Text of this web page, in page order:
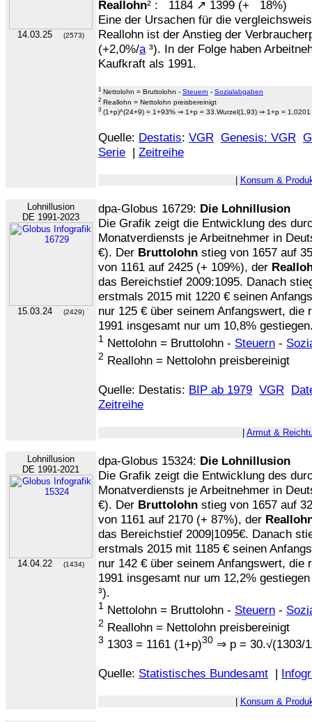
14.03.25 (2573)
Reallohn² : 1184 ↗ 1399 (+ 18%)
Eine der Ursachen für die
Reallohn ist der Anstieg der
(+2,0%/a³). In der Folge haben
Kaufkraft als 1991.
1 Nettolohn = Bruttolohn - Steuern - Sozialabgaben
2 Reallohn = Nettolohn preisbereinigt
3 (1+p)^(24+9) = 1+93% ⇒ 1+p = 33.Wurzel(1,93) ⇒ 1+p =
Quelle: Destatis: VGR Genesis: VGR
Serie | Zeitreihe
Konsum &
Lohnillusion
DE 1991-2023
15.03.24 (2429)
dpa-Globus 16729: Die Lohnillusion
Die Grafik zeigt die Entwicklung des
Monatverdiensts je Arbeitnehmer in
€). Der Bruttolohn stieg von 1657 auf
von 1161 auf 2425 (+ 109%), der
das Bereichstief 2009:1095. Danach
erstmals 2015 mit 1220 € seinen
nur 125 € über seinem Anfangswert,
1991 insgesamt nur um 10,8%
1 Nettolohn = Bruttolohn - Steuern -
2 Reallohn = Nettolohn preisbereinigt
Quelle: Destatis: BIP ab 1979 VGR
Zeitreihe
| Armut &
Lohnillusion
DE 1991-2021
14.04.22 (1434)
dpa-Globus 15324: Die Lohnillusion
Die Grafik zeigt die Entwicklung des
Monatverdiensts je Arbeitnehmer in
€). Der Bruttolohn stieg von 1657 auf
von 1161 auf 2170 (+ 87%), der
das Bereichstief 2009|1095€. Danach
erstmals 2015 mit 1185 € seinen
nur 142 € über seinem Anfangswert,
1991 insgesamt nur um 12,2%
³).
1 Nettolohn = Bruttolohn - Steuern -
2 Reallohn = Nettolohn preisbereinigt
3 1303 = 1161 (1+p)30 ⇒ p = 30.√(1303/
Quelle: Statistisches Bundesamt |
Konsum &